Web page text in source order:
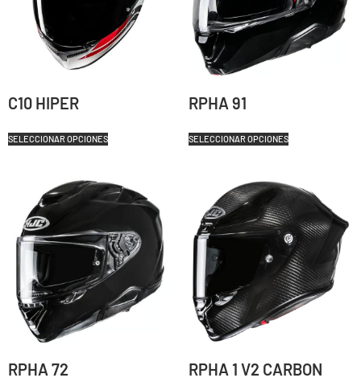
C10 HIPER
SELECCIONAR OPCIONES
RPHA 91
SELECCIONAR OPCIONES
RPHA 72 RPHA 1 V2 CARBON